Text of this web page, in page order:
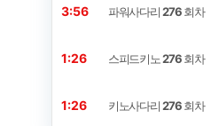
3:55 파워사다리276회차
1:25 스피드키노276회차
1:25 키노사다리276회차